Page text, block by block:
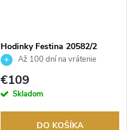
Hodinky Festina 20582/2
Až 100 dní na vrátenie
tovaru. Autorizovaný predajca.
€109
Skladom
DO KOŠÍKA